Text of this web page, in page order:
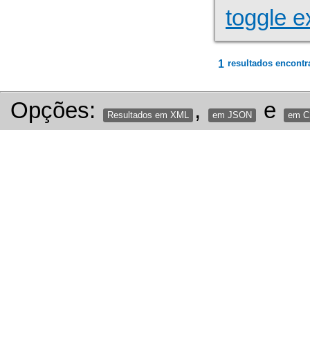
toggle
1 resultados
Opções: Resultados em XML , em JSON e em